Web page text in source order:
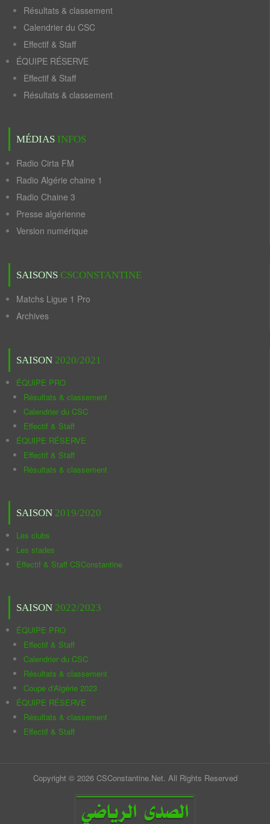
Résultats & classement
Calendrier du CSC
Effectif & Staff
ÉQUIPE RÉSERVE
Effectif & Staff
Résultats & classement
MÉDIAS INFOS
Radio Cirta FM
Radio Algérie chaine 1
Radio Chaine 3
Presse algérienne
Version numérique
SAISONS CSCONSTANTINE
Matchs Ligue 1 Pro
Archives
SAISON 2020/2021
ÉQUIPE PRO
Résultats & classement
Calendrier du CSC
Effectif & Staff
ÉQUIPE RÉSERVE
Effectif & Staff
Résultats & classement
SAISON 2019/2020
Les clubs
Les stades
Effectif & Staff CSConstantine
SAISON 2022/2023
ÉQUIPE PRO
Effectif & Staff
Calendrier du CSC
Résultats & classement
Coupe d'Algérie 2023
ÉQUIPE RÉSERVE
Résultats & classement
Effectif & Staff
Copyright © 2026 CSConstantine.Net. All Rights Reserved